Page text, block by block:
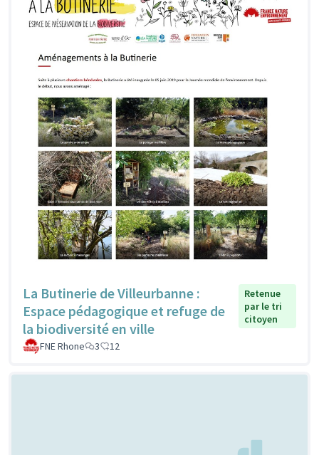
La Butinerie de Villeurbanne :
Espace pédagogique et refuge de
la biodiversité en ville
Retenue
par le tri
citoyen
FNE Rhone 3 12